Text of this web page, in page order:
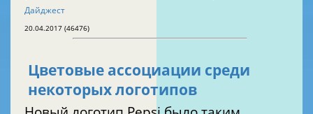
Дайджест
20.04.2017 (46476)
Цветовые ассоциации среди
некоторых логотипов